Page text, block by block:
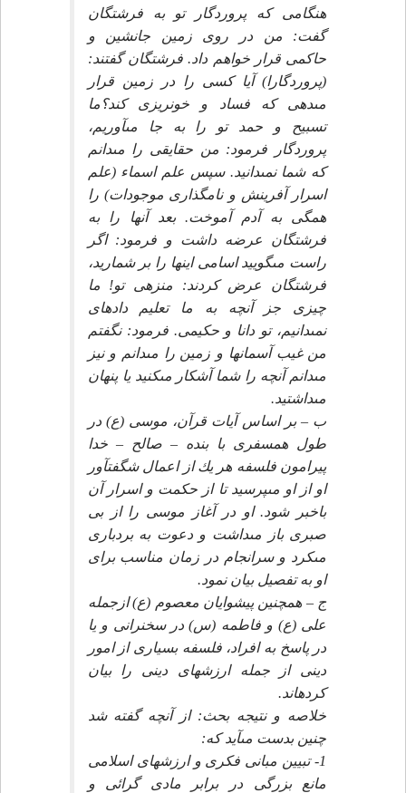
هنگامى كه پروردگار تو به فرشتگان
گفت: من در روى زمين جانشين و
حاكمى قرار خواهم داد. فرشتگان گفتند:
(پروردگارا) آيا كسى را در زمين قرار
مى‏دهى كه فساد و خونريزى كند؟ما
تسبيح و حمد تو را به جا مى‏آوريم،
پروردگار فرمود: من حقايقى را مى‏دانم
كه شما نمى‏دانيد. سپس علم اسماء (علم
اسرار آفرينش و نامگذارى موجودات) را
همگى به آدم آموخت. بعد آنها را به
فرشتگان عرضه داشت و فرمود: اگر
راست مى‏گوييد اسامى اينها را بر شماريد،
فرشتگان عرض كردند: منزهى تو! ما
چيزى جز آنچه به ما تعليم داده‏اى
نمى‏دانيم، تو دانا و حكيمى. فرمود: نگفتم
من غيب آسمانها و زمين را مى‏دانم و نيز
مى‏دانم آنچه را شما آشكار مى‏كنيد يا پنهان
مى‏داشتيد.
ب – بر اساس آيات قرآن، موسى (ع) در
طول همسفرى با بنده – صالح – خدا
پيرامون فلسفه هر يك از اعمال شگفت‏آور
او از او مى‏پرسيد تا از حكمت و اسرار آن
باخبر شود. او در آغاز موسى را از بى
صبرى باز مى‏داشت و دعوت به بردبارى
مى‏كرد و سرانجام در زمان مناسب براى
او به تفصيل بيان نمود.
ج – همچنين پيشوايان معصوم (ع) ازجمله
على (ع) و فاطمه (س) در سخنرانى و يا
در پاسخ به افراد، فلسفه بسيارى از امور
دينى از جمله ارزشهاى دينى را بيان
كرده‏اند.
خلاصه و نتيجه بحث: از آنچه گفته شد
چنين بدست مى‏آيد كه:
1- تبيين مبانى فكرى و ارزشهاى اسلامى
مانع بزرگى در برابر مادى گرائى و